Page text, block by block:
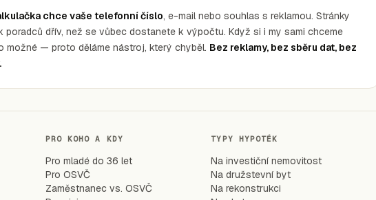
chce vaše telefonní číslo, e-mail nebo souhlas s reklamou. Stránky
poradců dřív, než se vůbec dostanete k výpočtu. Když si i my sami chceme
možné — proto děláme nástroj, který chyběl. Bez reklamy, bez sběru dat, bez
PRO KOHO A KDY
Pro mladé do 36 let
Pro OSVČ
Zaměstnanec vs. OSVČ
TYPY HYPOTÉK
Na investiční nemovitost
Na družstevní byt
Na rekonstrukci